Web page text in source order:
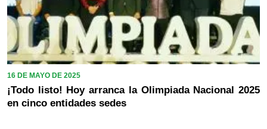
16 DE MAYO DE 2025
¡Todo listo! Hoy arranca la Olimpiada Nacional 2025
en cinco entidades sedes